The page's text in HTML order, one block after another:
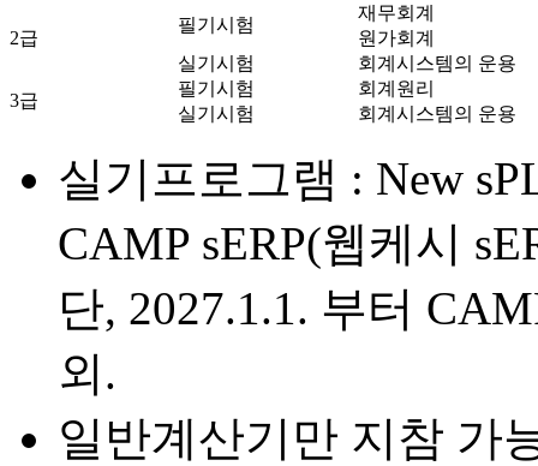
2급
필기시험
재무회계
원가회계
실기시험
회계시스템의 운용
3급
필기시험
회계원리
실기시험
회계시스템의 운용
실기프로그램 : New
CAMP sERP(웹케시
단, 2027.1.1. 부터
외.
일반계산기만 지참 가